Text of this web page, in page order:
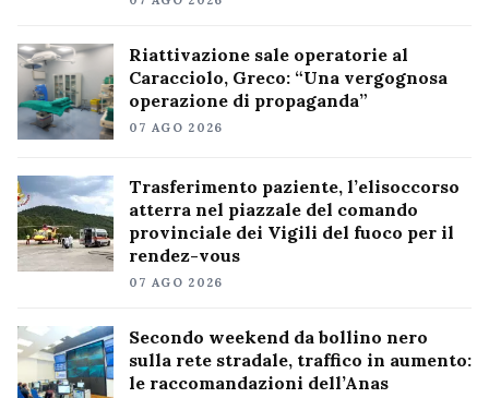
Riattivazione sale operatorie al
Caracciolo, Greco: “Una vergognosa
operazione di propaganda”
07 AGO 2026
Trasferimento paziente, l’elisoccorso
atterra nel piazzale del comando
provinciale dei Vigili del fuoco per il
rendez-vous
07 AGO 2026
Secondo weekend da bollino nero
sulla rete stradale, traffico in aumento:
le raccomandazioni dell’Anas